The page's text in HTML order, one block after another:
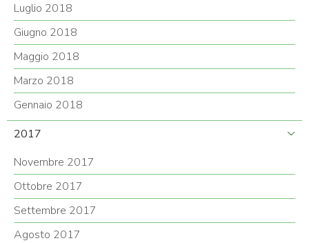
Luglio 2018
Giugno 2018
Maggio 2018
Marzo 2018
Gennaio 2018
2017
Novembre 2017
Ottobre 2017
Settembre 2017
Agosto 2017